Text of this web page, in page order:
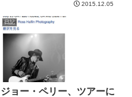
通に見えますねwもうとにかくで
かくて、普通にノートPCの大き
さ。タブレットってレベ...
2015.12.05
日記
ジョー・ペリー、ツアーに